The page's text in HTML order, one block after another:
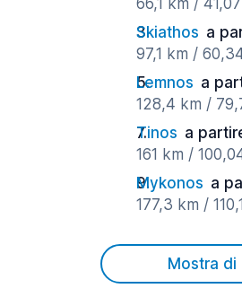
66,1 km /
Skiathos a
97,1 km /
Lemnos a
128,4 km /
Tinos a
161 km /
Mykonos a
177,3 km /
Mostra di